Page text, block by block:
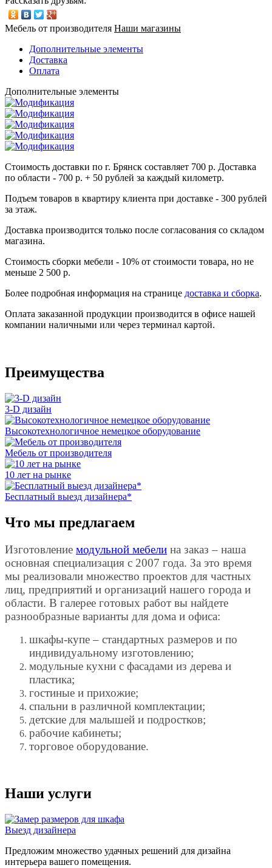
Мебель от производителя Наши магазины
Дополнительные элементы
Доставка
Оплата
Дополнительные элементы
Стоимость доставки по г. Брянск составляет 700 р. Доставка
по области - 700 р. + 50 рублей за каждый километр.
Подъем товаров в квартиру клиента при доставке - 300 рублей
за этаж.
Доставка производится только после согласования со складом
магазина.
Стоимость сборки мебели - 10% от стоимости товара, но не
меньше 2 500 р.
Более подробная информация на странице доставка и сборка.
Оплата заказанной продукции производится в офисе нашей
компании наличными или через терминал картой.
Преимущества
3-D дизайн
Высокотехнологичное немецкое оборудование
Мебель от производителя
10 лет на рынке
Бесплатный выезд дизайнера*
Что мы предлагаем
Изготовление модульной мебели на заказ – наша
основная специализация с 2007 года. За это время
мы реализовали множество проектов для частных
лиц, предприятий и организаций нашего города и
области. В галерее готовых работ вы найдете
разнообразные варианты для дома и офиса:
шкафы-купе – стандартных размеров и по
индивидуальному изготовлению;
модульные кухни с фасадами из дерева и
пластика;
гостиные и прихожие;
спальни в различной комплектации;
детские для малышей и подростков;
рабочие кабинеты;
торговое оборудование.
Наши услуги
Выезд дизайнера
Предложим множество удачных решений для дизайна
интерьера вашего помещения.